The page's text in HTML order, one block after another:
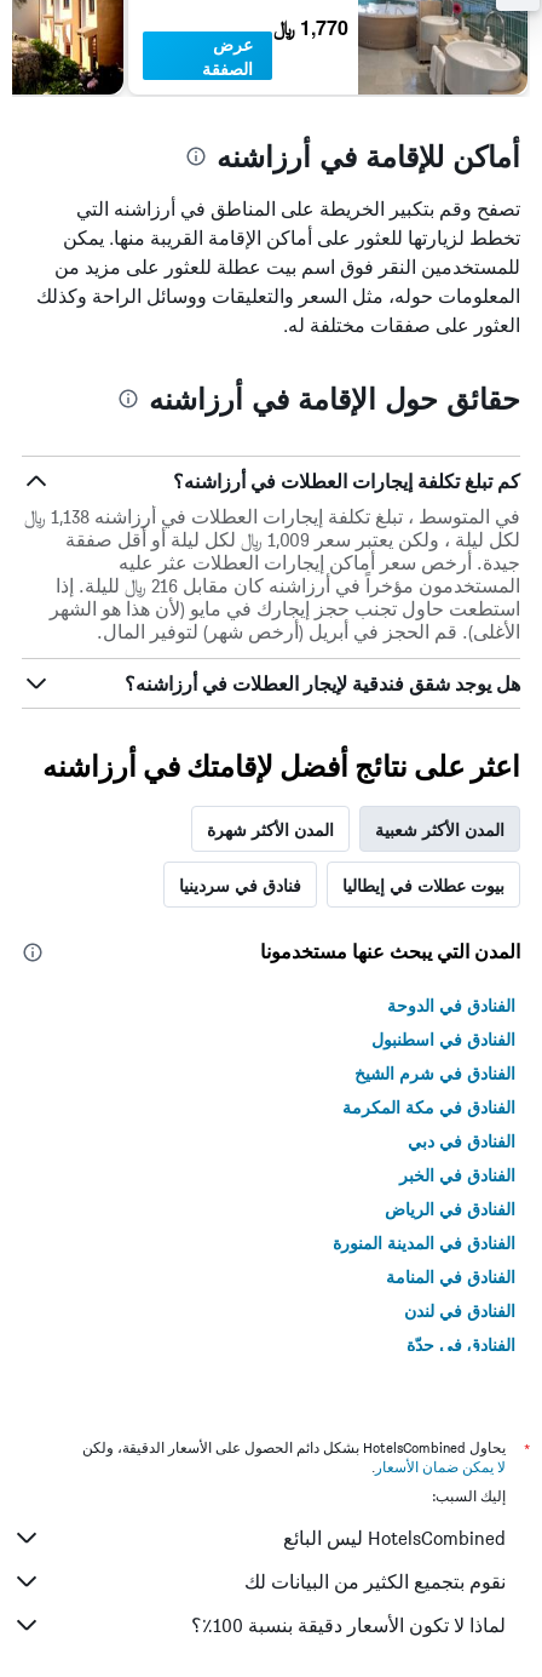
1,770 ﷼
عرض
الصفقة
أماكن للإقامة في أرزاشنه
تصفح وقم بتكبير الخريطة على المناطق في أرزاشنه التي
تخطط لزيارتها للعثور على أماكن الإقامة القريبة منها. يمكن
للمستخدمين النقر فوق اسم بيت عطلة للعثور على مزيد من
المعلومات حوله، مثل السعر والتعليقات ووسائل الراحة وكذلك
العثور على صفقات مختلفة له.
حقائق حول الإقامة في أرزاشنه
كم تبلغ تكلفة إيجارات العطلات في أرزاشنه؟
في المتوسط ، تبلغ تكلفة إيجارات العطلات في أرزاشنه 1,138 ﷼
لكل ليلة ، ولكن يعتبر سعر 1,009 ﷼ لكل ليلة أو أقل صفقة
جيدة. أرخص سعر أماكن إيجارات العطلات عثر عليه
المستخدمون مؤخراً في أرزاشنه كان مقابل 216 ﷼ لليلة. إذا
استطعت حاول تجنب حجز إيجارك في مايو (لأن هذا هو الشهر
الأغلى). قم الحجز في أبريل (أرخص شهر) لتوفير المال.
هل يوجد شقق فندقية لإيجار العطلات في أرزاشنه؟
اعثر على نتائج أفضل لإقامتك في أرزاشنه
المدن الأكثر شعبية المدن الأكثر شهرة
بيوت عطلات في إيطاليا فنادق في سردينيا
المدن التي يبحث عنها مستخدمونا
الفنادق في الدوحة
الفنادق في اسطنبول
الفنادق في شرم الشيخ
الفنادق في مكة المكرمة
الفنادق في دبي
الفنادق في الخبر
الفنادق في الرياض
الفنادق في المدينة المنورة
الفنادق في المنامة
الفنادق في لندن
الفنادق في جدّة
*
يحاول HotelsCombined بشكل دائم الحصول على الأسعار الدقيقة، ولكن
لا يمكن ضمان الأسعار .
إليك السبب:
HotelsCombined ليس البائع
نقوم بتجميع الكثير من البيانات لك
لماذا لا تكون الأسعار دقيقة بنسبة 100٪؟